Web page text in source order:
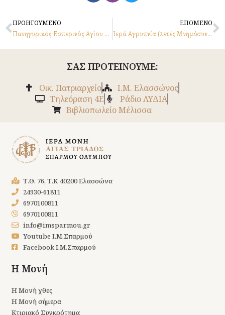
Prev
ΠΡΟΗΓΟΥΜΕΝΟ
Πανηγυρικός Εσπερινός Αγίου Χαραλάμπους – 9.2.2025
ΕΠΟΜΕΝΟ
Ιερά Αγρυπνία (2ετές Μνημόσυνο π. Διονυσίου) 12.2.2025
ΣΑΣ ΠΡΟΤΕΙΝΟΥΜΕ:
Οικ. Πατριαρχείο
Ι.Μ. Ελασσώνος
Tηλεόραση 4Ε
Ράδιο ΛΥΔΙΑ
Βιβλιοπωλείο Μέλισσα
Τ.Θ. 76, Τ.Κ 40200 Ελασσώνα
24930-61811
6970100811
6970100811
info@imsparmou.gr
Youtube Ι.Μ.Σπαρμού
Facebook Ι.Μ.Σπαρμού
Η Μονή
Η Μονή χθες
Η Μονή σήμερα
Κτιριακό Συγκρότημα